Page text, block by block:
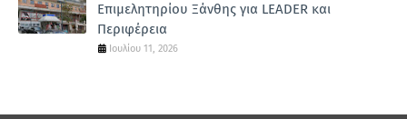
Επιμελητηρίου Ξάνθης για LEADER και
Περιφέρεια
Ιουλίου 11, 2026